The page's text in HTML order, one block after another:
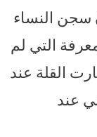
سجن النساء
التي لم
القلة عند
عند